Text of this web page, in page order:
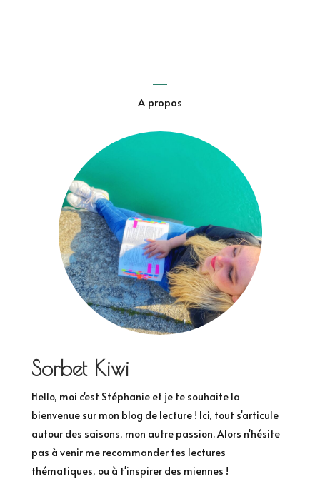
A propos
Sorbet Kiwi
Hello, moi c'est Stéphanie et je te souhaite la
bienvenue sur mon blog de lecture ! Ici, tout s'articule
autour des saisons, mon autre passion. Alors n'hésite
pas à venir me recommander tes lectures
thématiques, ou à t'inspirer des miennes !